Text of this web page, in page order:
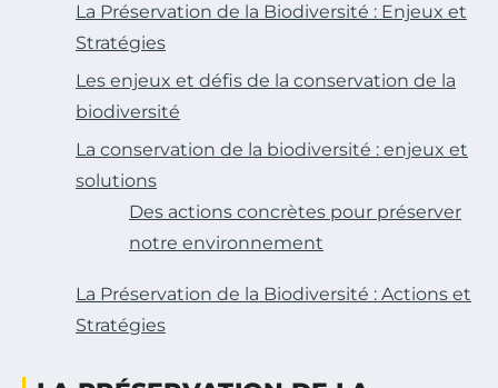
La Préservation de la Biodiversité : Enjeux et
Stratégies
Les enjeux et défis de la conservation de la
biodiversité
La conservation de la biodiversité : enjeux et
solutions
Des actions concrètes pour préserver
notre environnement
La Préservation de la Biodiversité : Actions et
Stratégies